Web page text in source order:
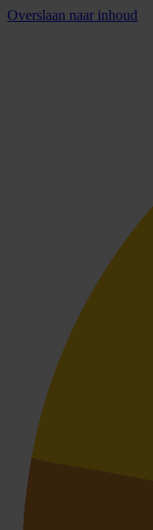
Overslaan naar inhoud